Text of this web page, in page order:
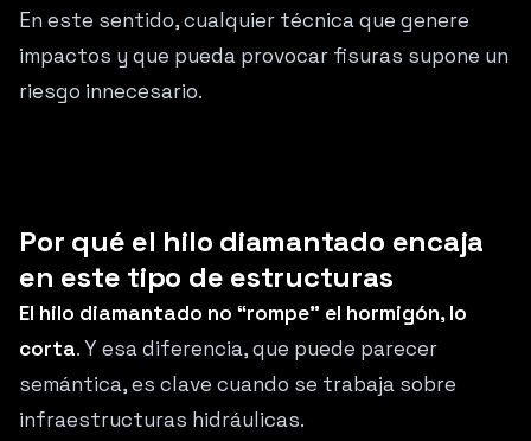
En este sentido, cualquier técnica que genere
impactos y que pueda provocar fisuras supone un
riesgo innecesario.
Por qué el hilo diamantado encaja
en este tipo de estructuras
El hilo diamantado no “rompe” el hormigón, lo
corta. Y esa diferencia, que puede parecer
semántica, es clave cuando se trabaja sobre
infraestructuras hidráulicas.